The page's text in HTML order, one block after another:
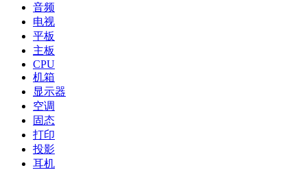
音频
电视
平板
主板
CPU
机箱
显示器
空调
固态
打印
投影
耳机